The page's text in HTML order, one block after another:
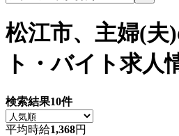
松江市、主婦(夫)
ト・バイト求人
検索結果10件
平均時給1,368円